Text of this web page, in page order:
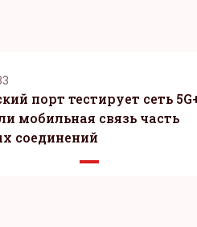
порт тестирует сеть
мобильная связь часть
соединений